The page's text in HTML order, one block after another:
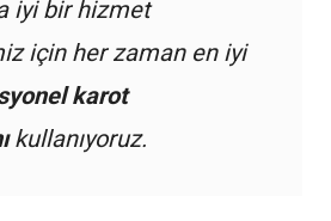
iyi bir hizmet
için her zaman en iyi
karot
kullanıyoruz.